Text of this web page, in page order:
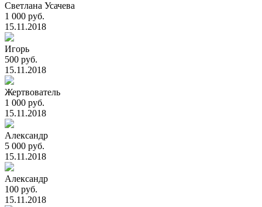
Светлана Усачева
1 000 руб.
15.11.2018
Игорь
500 руб.
15.11.2018
Жертвователь
1 000 руб.
15.11.2018
Александр
5 000 руб.
15.11.2018
Александр
100 руб.
15.11.2018